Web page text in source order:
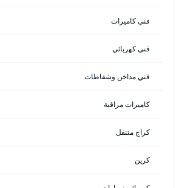
فني كاميرات
فني كهربائي
فني مداخن وشفاطات
كاميرات مراقبة
كراج متنقل
كرين